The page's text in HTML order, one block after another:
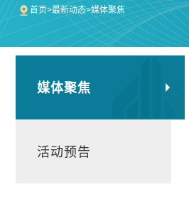
媒体聚焦
活动预告
首页>最新动态>媒体聚焦